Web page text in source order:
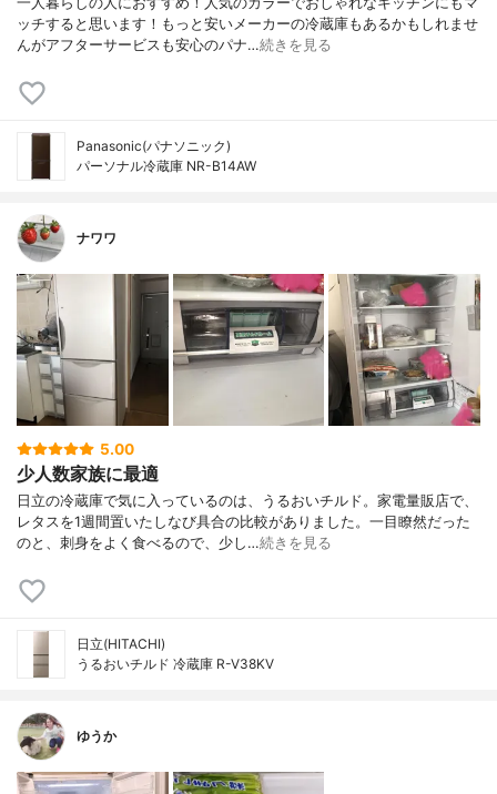
ッチすると思います！もっと安いメーカーの冷蔵庫もあるかもしれませ
んがアフターサービスも安心のパナ…続きを見る
Panasonic(パナソニック)
パーソナル冷蔵庫 NR-B14AW
ナワワ
5.00
少人数家族に最適
日立の冷蔵庫で気に入っているのは、うるおいチルド。家電量販店で、
レタスを1週間置いたしなび具合の比較がありました。一目瞭然だった
のと、刺身をよく食べるので、少し…続きを見る
日立(HITACHI)
うるおいチルド 冷蔵庫 R-V38KV
ゆうか